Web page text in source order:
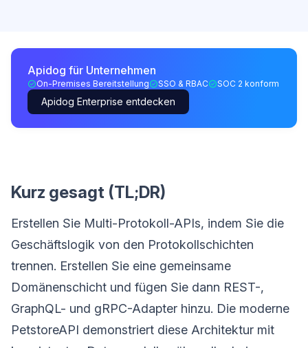
Apidog für Unternehmen
On-Premises Bereitstellung SSO & RBAC SOC 2 konform
Apidog Enterprise entdecken
Kurz gesagt (TL;DR)
Erstellen Sie Multi-Protokoll-APIs, indem Sie die
Geschäftslogik von den Protokollschichten
trennen. Erstellen Sie eine gemeinsame
Domänenschicht und fügen Sie dann REST-,
GraphQL- und gRPC-Adapter hinzu. Die moderne
PetstoreAPI demonstriert diese Architektur mit